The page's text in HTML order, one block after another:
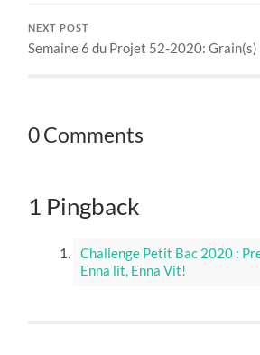
NEXT POST
Semaine 6 du Projet 52-2020: Grain(s)
0 Comments
1 Pingback
Challenge Petit Bac 2020 :
Enna lit, Enna Vit!